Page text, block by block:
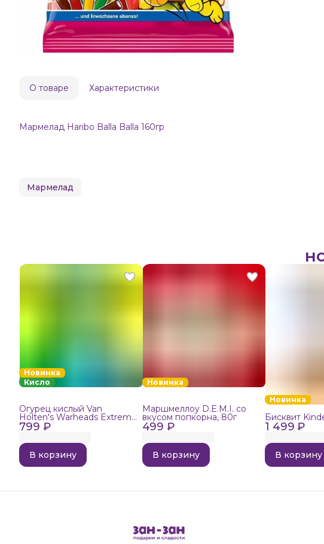
О товаре Характеристики
Мармелад Haribo Balla Balla 160гр
Мармелад
Новинка
Кисло
799 ₽
Огурец кислый Van
Holten's Warheads Extreme
Sour, 140г
В корзину
Новинка
499 ₽
Маршмеллоу D.E.M.I. со
вкусом попкорна, 80г
В корзину
Новинка
1 499 ₽
Бисквит
В корзину